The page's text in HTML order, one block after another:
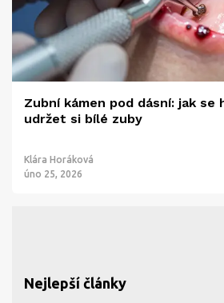
Zubní kámen pod dásní: jak se
udržet si bílé zuby
Klára Horáková
úno 25, 2026
Nejlepší články